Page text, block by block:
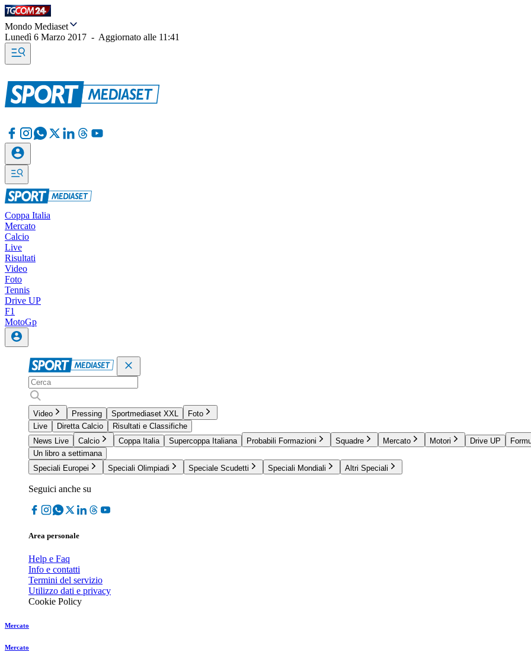
Mondo Mediaset
Lunedì 6 Marzo 2017 - Aggiornato alle 11:41
Coppa Italia
Mercato
Calcio
Live
Risultati
Video
Foto
Tennis
Drive UP
F1
MotoGp
Video Pressing Sportmediaset XXL
Foto
Live
Diretta Calcio
Risultati e Classifiche
News Live
Calcio Coppa Italia Supercoppa Italiana Probabili Formazioni Squadre Mercato Motori Drive UP
Un libro a settimana
Speciali Europei
Speciali Olimpiadi Speciale Scudetti Speciali Mondiali Altri Speciali
Seguici anche su
Area personale
Help e Faq
Info e contatti
Termini del servizio
Utilizzo dati e privacy
Cookie Policy
Mercato
Mercato